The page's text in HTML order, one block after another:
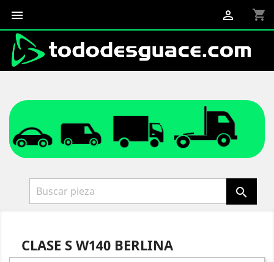
 shopping_cart


CLASE S W140 BERLINA